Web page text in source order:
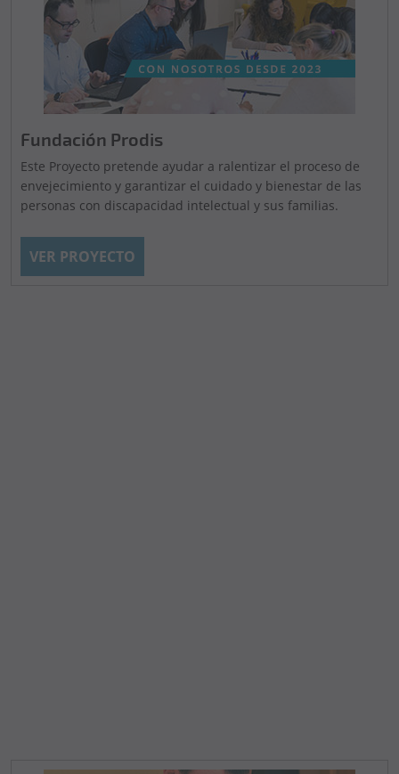
Fundación Prodis
Este Proyecto pretende ayudar a ralentizar el proceso de
envejecimiento y garantizar el cuidado y bienestar de las
personas con discapacidad intelectual y sus familias.
VER PROYECTO